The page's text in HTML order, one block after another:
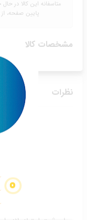
متاسفانه این کالا در
پایین صفحه، از
مشخصات کالا
نظرات